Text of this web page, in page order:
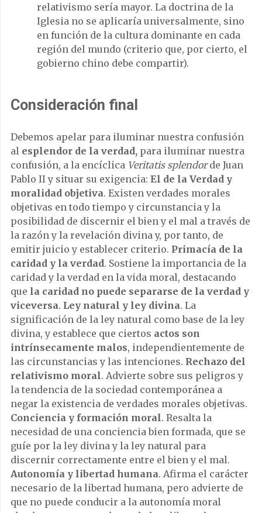
relativismo sería mayor. La doctrina de la
Iglesia no se aplicaría universalmente, sino
en función de la cultura dominante en cada
región del mundo (criterio que, por cierto, el
gobierno chino debe compartir).
Consideración final
Debemos apelar para iluminar nuestra confusión
al esplendor de la verdad, para iluminar nuestra
confusión, a la encíclica Veritatis splendorde Juan
Pablo II y situar su exigencia: El de la Verdad y
moralidad objetiva. Existen verdades morales
objetivas en todo tiempo y circunstancia y la
posibilidad de discernir el bien y el mal a través de
la razón y la revelación divina y, por tanto, de
emitir juicio y establecer criterio. Primacía de la
caridad y la verdad. Sostiene la importancia de la
caridad y la verdad en la vida moral, destacando
que la caridad no puede separarse de la verdad y
viceversa. Ley natural y ley divina. La
significación de la ley natural como base de la ley
divina, y establece que ciertos actos son
intrínsecamente malos, independientemente de
las circunstancias y las intenciones. Rechazo del
relativismo moral. Advierte sobre sus peligros y
la tendencia de la sociedad contemporánea a
negar la existencia de verdades morales objetivas.
Conciencia y formación moral. Resalta la
necesidad de una conciencia bien formada, que se
guíe por la ley divina y la ley natural para
discernir correctamente entre el bien y el mal.
Autonomía y libertad humana. Afirma el carácter
necesario de la libertad humana, pero advierte de
que no puede conducir a la autonomía moral